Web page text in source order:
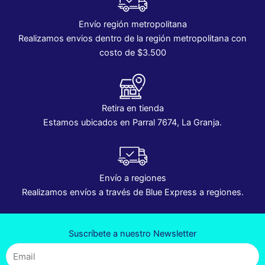
Envío región metropolitana
Realizamos envios dentro de la región metropolitana con
costo de $3.500
Retira en tienda
Estamos ubicados en Parral 7674, La Granja.
Envío a regiones
Realizamos envíos a través de Blue Express a regiones.
Suscríbete a nuestro Newsletter
Email